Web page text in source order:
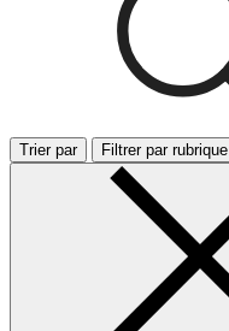
Trier par Filtrer par rubrique